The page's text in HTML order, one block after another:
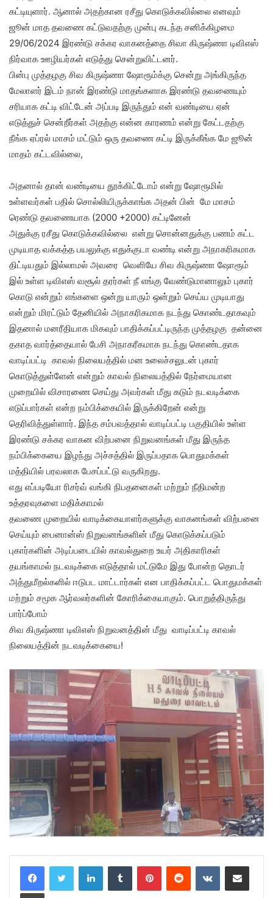
கட்டியுளார். ஆனால் அதற்கான ரசீது கொடுக்கவில்லை எனவும்
ஜூன் மாத தவணை கட்டுவதற்கு முன்பு கடந்த சனிக்கிழமை
29/06/2024 இரண்டு சக்கர வாகனத்தை சிவா கிருஷ்ணா டிவிஎஸ்
நிர்வாக ஊழியர்கள் எடுத்து சென்றுவிட்டனர்.
பின்பு முத்தழகு சிவ கிருஷ்ணா ஷோரூம்க்கு சென்று அங்கிருந்த
மேலாளர் இடம் நான் இரண்டு மாதங்களாக இரண்டு தவணையும்
சரியாக கட்டி விட்டேன் அப்படி இருந்தும் என் வண்டியை ஏன்
எடுத்துச் சென்றீர்கள் அதற்கு என்ன காரணம் என்று கேட்டதற்கு
நீங்க ஏப்ரல் மாசம் மட்டும் ஒரு தவணை கட்டி இருக்கீங்க மே ஜூன்
மாதம் கட்டவில்லை,
அதனால் தான் வண்டியை தூக்கிட்டோம் என்று ஷோரூமில்
உள்ளவர்கள் பதில் சொல்லியிருக்காங்க அதன் பின் மே மாசம்
ரெண்டு தவணையாக (2000 +2000) கட்டினேன்
அதுக்கு ரசீது கொடுக்கவில்லை என்று சொன்னதுக்கு பணம் கட்ட
முடியாத வக்கத்த பயலுக்கு எதுக்குடா வண்டி என்று அநாகரிகமாக
திட்டியதும் இல்லாமல் அவரை வெளியே சிவ கிருஷ்ணா ஷோரூம்
இல் உள்ள டிவிஎஸ் வசூல் தரர்கள் நீ எங்கு வேண்டுமானாலும் புகார்
கொடு என்றும் எங்களை ஒன்று யாரும் ஒன்றும் செய்ய முடியாது
என்றும் மிரட்டும் தேனியில் அநாகரிகமாக நடந்து கொண்டதாகவும்
இதனால் மனரீதியாக மிகவும் பாதிக்கப்பட்டிருந்த முத்தழகு தன்னை
தகாத வார்த்தையால் பேசி அநாகரீகமாக நடந்து கொண்டதாக
வாடிப்பட்டி காவல் நிலையத்தில் மன உலைச்சலுடன் புகார்
கொடுத்துள்ளேன் என்றும் காவல் நிலையத்தில் நேர்மையான
முறையில் விசாரணை செய்து அவர்கள் மீது கடும் நடவடிக்கை
எடுப்பார்கள் என்ற நம்பிக்கையில் இருக்கிறேன் என்று
தெரிவித்துள்ளார். இந்த சம்பவத்தால் வாடிப்பட்டி பகுதியில் உள்ள
இரண்டு சக்கர வாகன விற்பனை நிறுவனங்கள் மீது இருந்த
நம்பிக்கையை இழந்து அச்சத்தில் இருப்பதாக பொதுமக்கள்
மத்தியில் பரவலாக பேசப்பட்டு வருகிறது.
எது எப்படியோ ரிசர்வ் வங்கி நிபதனைகள் மற்றும் நீதிமன்ற
உத்தரவுகளை மதிக்காமல்
தவணை முறையில் வாடிக்கையாளர்களுக்கு வாகனங்கள் விற்பனை
செய்யும் பைனான்ஸ் நிறுவனங்களின் மீது கொடுக்கப்படும்
புகார்களின் அடிப்படையில் காவல்துறை உயர் அதிகாரிகள்
தயங்காமல் நடவடிக்கை எடுத்தால் மட்டுமே இது போன்ற தொடர்
அத்துமீறல்களில் ஈடுபட மாட்டார்கள் என பாதிக்கப்பட்ட பொதுமக்கள்
மற்றும் சமூக ஆர்வலர்களின் கோரிக்கையாகும். பொறுத்திருந்து
பார்ப்போம்
சிவ கிருஷ்ணா டிவிஎஸ் நிறுவனத்தின் மீது வாடிப்பட்டி காவல்
நிலையத்தின் நடவடிக்கையை!
LinkedInTumblr PinterestReddit VKontakteShare via Email
Print